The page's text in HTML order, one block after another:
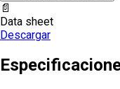
📄
Data sheet
Descargar